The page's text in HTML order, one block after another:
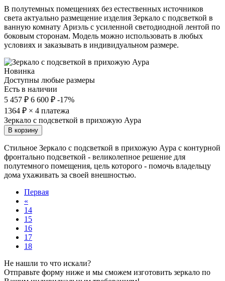
В полутемных помещениях без естественных источников
света актуально размещение изделия Зеркало с подсветкой в
ванную комнату Ариэль с усиленной светодиодной лентой по
боковым сторонам. Модель можно использовать в любых
условиях и заказывать в индивидуальном размере.
Новинка
Доступны любые размеры
Есть в наличии
5 457 ₽ 6 600 ₽ -17%
1364 ₽ × 4 платежа
Зеркало с подсветкой в прихожую Аура
В корзину
Стильное Зеркало с подсветкой в прихожую Аура с контурной
фронтально подсветкой - великолепное решение для
полутемного помещения, цель которого - помочь владельцу
дома ухаживать за своей внешностью.
Первая
«
14
15
16
17
18
Не нашли то что искали?
Отправьте форму ниже и мы сможем изготовить зеркало по